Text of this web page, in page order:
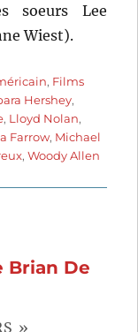
soeurs Lee
Wiest).
, Films
Hershey,
, Lloyd Nolan,
Farrow, Michael
,Woody Allen
Brian De
»